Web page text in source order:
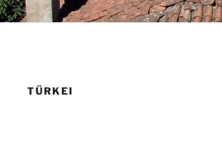
TÜRKEI